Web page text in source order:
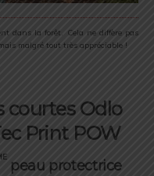
dans la forêt. Cela ne diffère pas
malgré tout très appréciable !
courtes Odlo
Print POW
peau protectrice